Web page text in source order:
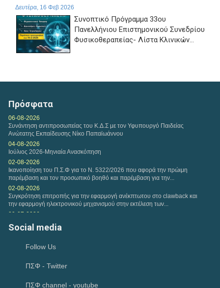
Δευτέρα, 16 Φεβ 2026
Συνοπτικό Πρόγραμμα 33ου
Πανελλήνιου Επιστημονικού Συνεδρίου
Φυσικοθεραπείας- Λίστα Κλινικών...
Αναφορικά με τη διαδικασία υποβολών Ευρωπαίων
Τετάρτη, 04 Φεβ 2026
Η εταιρεία της VODAFONE προσφέρει στα μέλη του
Πανελλήνιου Συλλόγου Φυσικοθεραπευτών Σ.Φ. ειδική...
Δευτέρα, 02 Φεβ 2026
Πρόταση συνεργασίας Π.Σ.Φ. και ΚΕΚ ΓΣΕΒΕΕ-ΚΔΒΜ στο
πλαίσιο παροχής προγραμμάτων επιμόρφωσης για...
Παρασκευή, 30 Ιαν 2026
Ευρωπαϊκό Συνέδριο HEPA 2026 έχει ξεκινήσει. HEPA...
Πρόσφατα
06-08-2026
Συνάντηση αντιπροσωπείας του Κ.Δ.Σ με τον Υφυπουργό Παιδείας
Ανώτατης Εκπαίδευσης Νίκο Παπαϊωάννου
04-08-2026
Ιούλιος 2026-Μηνιαία Ανασκόπηση
02-08-2026
Ικανοποίηση του Π.Σ.Φ για το Ν. 5322/2026 που αφορά την πρώιμη
παρέμβαση και τον προσωπικό βοηθό και παρέμβαση για την...
02-08-2026
Συγκρότηση επιτροπής για την εφαρμογή ανέκπτωτου στο clawback και
την εφαρμογή ηλεκτρονικού μηχανισμού στην εκτέλεση των...
29-07-2026
Παρέμβαση του Πανελλήνιου Συλλόγου Φυσικοθεραπευτών προς την
«Καθημερινή» για δημοσίευμα σχετικά με τους...
θεσμική συνάντηση με τον Συντονιστή του Γραφείου του Πρωθυπουργού
Έναρξη νέου κύκλου σπουδών- ΑΘΗΝΑ (2026-2028) MANUAL THERAPY
23-07-2026
Social media
Follow Us
ΠΣΦ - Twitter
ΠΣΦ channel - youtube